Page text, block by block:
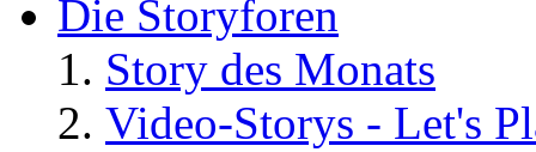
Die Storyforen
Story des Monats
Video-Storys - Let's